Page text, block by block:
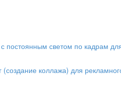
постоянным светом по кадрам
коллажа) для